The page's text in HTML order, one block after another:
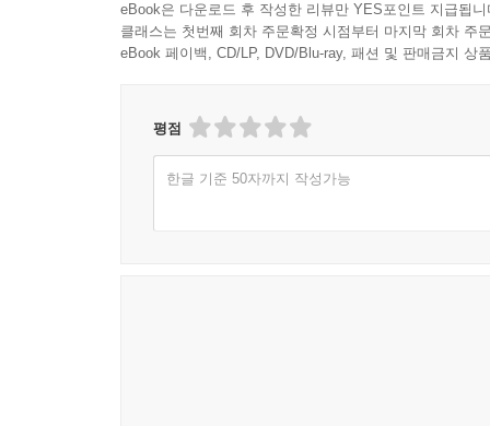
eBook은 다운로드 후 작성한 리뷰만 YES포인트 지급됩니
클래스는 첫번째 회차 주문확정 시점부터 마지막 회차 주
eBook 페이백, CD/LP, DVD/Blu-ray, 패션 및 판매금지 상
평점
한글 기준 50자까지 작성가능